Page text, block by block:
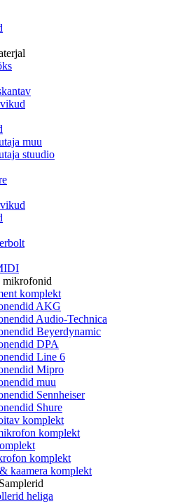
muu
stuudio
mikrofonid
komplekt
AKG
Audio-Technica
Beyerdynamic
DPA
Line 6
Mipro
muu
Sennheiser
Shure
komplekt
komplekt
komplekt
kaamera komplekt
heliga